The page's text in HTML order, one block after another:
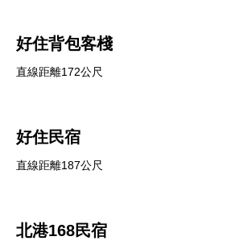
好住背包客棧
直線距離172公尺
好住民宿
直線距離187公尺
北港168民宿